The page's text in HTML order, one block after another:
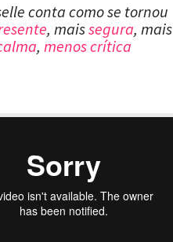
conta como se tornou
, maissegura, mais
, menos crítica